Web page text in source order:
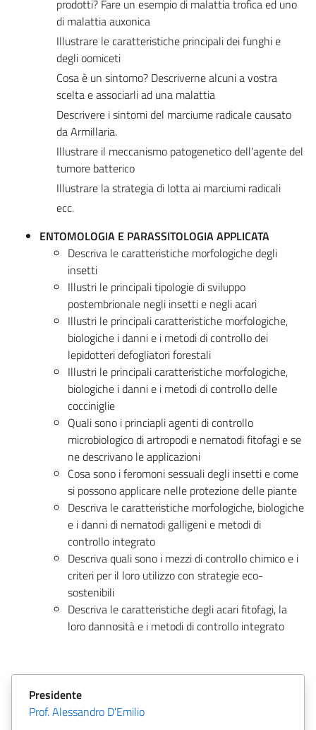
prodotti? Fare un esempio di malattia trofica ed uno
di malattia auxonica
Illustrare le caratteristiche principali dei funghi e
degli oomiceti
Cosa è un sintomo? Descriverne alcuni a vostra
scelta e associarli ad una malattia
Descrivere i sintomi del marciume radicale causato
da Armillaria.
Illustrare il meccanismo patogenetico dell'agente del
tumore batterico
Illustrare la strategia di lotta ai marciumi radicali
ecc.
ENTOMOLOGIA E PARASSITOLOGIA APPLICATA
Descriva le caratteristiche morfologiche degli
insetti
Illustri le principali tipologie di sviluppo
postembrionale negli insetti e negli acari
Illustri le principali caratteristiche morfologiche,
biologiche i danni e i metodi di controllo dei
lepidotteri defogliatori forestali
Illustri le principali caratteristiche morfologiche,
biologiche i danni e i metodi di controllo delle
cocciniglie
Quali sono i princiapli agenti di controllo
microbiologico di artropodi e nematodi fitofagi e se
ne descrivano le applicazioni
Cosa sono i feromoni sessuali degli insetti e come
si possono applicare nelle protezione delle piante
Descriva le caratteristiche morfologiche, biologiche
e i danni di nematodi galligeni e metodi di
controllo integrato
Descriva quali sono i mezzi di controllo chimico e i
criteri per il loro utilizzo con strategie eco-
sostenibili
Descriva le caratteristiche degli acari fitofagi, la
loro dannosità e i metodi di controllo integrato
Presidente
Prof. Alessandro D'Emilio